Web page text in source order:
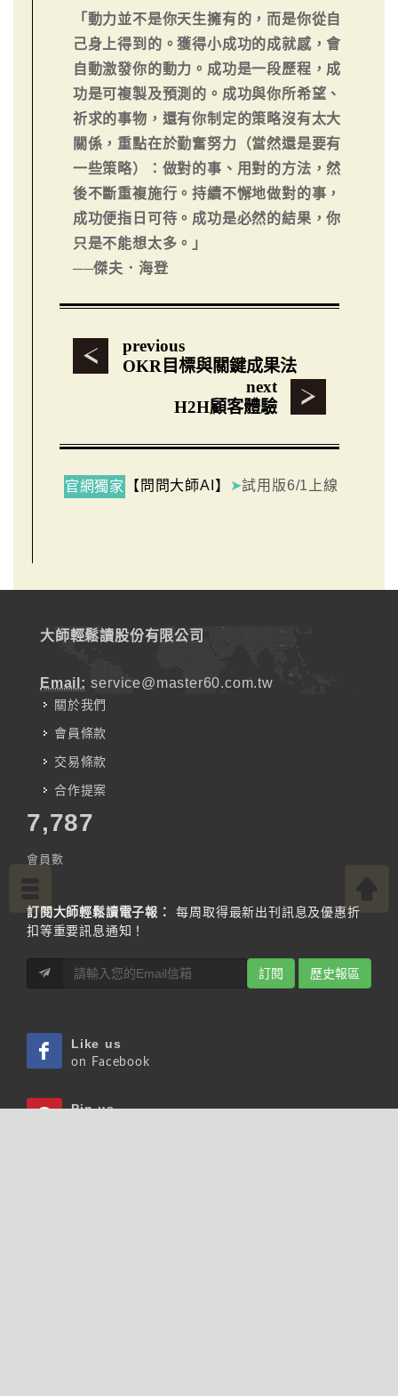
「動力並不是你天生擁有的，而是你從自
己身上得到的。獲得小成功的成就感，會
自動激發你的動力。成功是一段歷程，成
功是可複製及預測的。成功與你所希望、
祈求的事物，還有你制定的策略沒有太大
關係，重點在於勤奮努力（當然還是要有
一些策略）：做對的事、用對的方法，然
後不斷重複施行。持續不懈地做對的事，
成功便指日可待。成功是必然的結果，你
只是不能想太多。」
──傑夫．海登
previous
OKR目標與關鍵成果法
next
H2H顧客體驗
官網獨家 【問問大師AI】 ➤試用版6/1上線
大師輕鬆讀股份有限公司
Email: service@master60.com.tw
關於我們
會員條款
交易條款
合作提案
7,787
會員數
訂閱大師輕鬆讀電子報：
每周取得最新出刊訊息及優惠折
扣等重要訊息通知！
訂閱 歷史報區
Like us
on Facebook
Pin us